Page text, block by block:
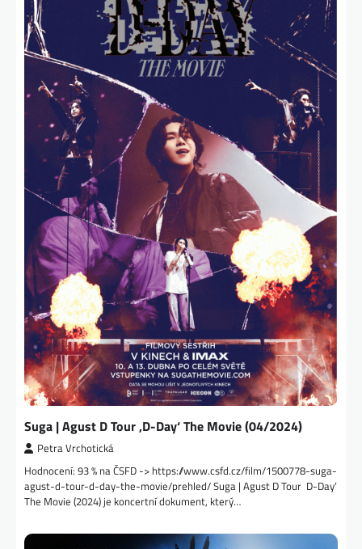
Suga | Agust D Tour ‚D-Day‘ The Movie (04/2024)
Petra Vrchotická
Hodnocení: 93 % na ČSFD -> https://www.csfd.cz/film/1500778-suga-
agust-d-tour-d-day-the-movie/prehled/ Suga | Agust D Tour ‚D-Day‘
The Movie (2024) je koncertní dokument, který…